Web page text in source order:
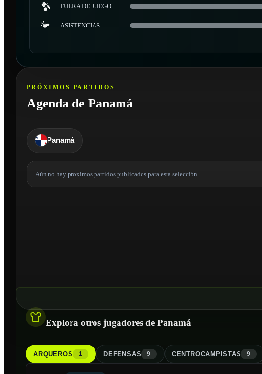
FUERA DE JUEGO
ASISTENCIAS
PRÓXIMOS PARTIDOS
Agenda de Panamá
Panamá
Aún no hay proximos partidos publicados para esta selección.
Explora otros jugadores de Panamá
ARQUEROS 1 DEFENSAS 9 CENTROCAMPISTAS 9